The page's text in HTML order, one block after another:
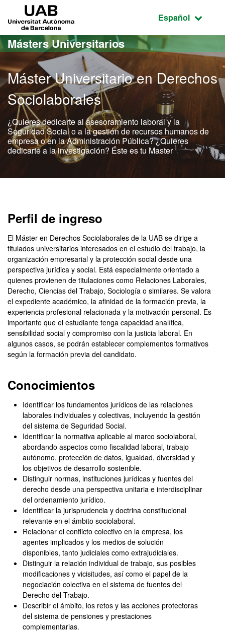
Acceso al contenido principal
Acceso a la navegación de la página
Idioma
Español
Másters Universitarios
Máster Universitario en Derechos
Sociolaborales
¿Quieres dedicarte al asesoramiento laboral y la
Seguridad Social o a la gestión de recursos humanos de
empresa o en la Administración Pública? ¿Quieres
dedicarte a la investigación? Éste es tu Master
Perfil de ingreso
El Máster en Derechos Sociolaborales de la UAB se dirige a
titulados universitarios interesados en el estudio del trabajo, la
organización empresarial y la protección social desde una
perspectiva jurídica y social. Está especialmente orientado a
quienes provienen de titulaciones como Relaciones Laborales,
Derecho, Ciencias del Trabajo, Sociología o similares. Se valora
el expediente académico, la afinidad de la formación previa, la
experiencia profesional relacionada y la motivación personal. Es
importante que el estudiante tenga capacidad analítica,
sensibilidad social y compromiso con la justicia laboral. En
algunos casos, se podrán establecer complementos formativos
según la formación previa del candidato.
Conocimientos
Identificar los fundamentos jurídicos de las relaciones
laborales individuales y colectivas, incluyendo la gestión
del sistema de Seguridad Social.
Identificar la normativa aplicable al marco sociolaboral,
abordando aspectos como fiscalidad laboral, trabajo
autónomo, protección de datos, igualdad, diversidad y
los objetivos de desarrollo sostenible.
Distinguir normas, instituciones jurídicas y fuentes del
derecho desde una perspectiva unitaria e interdisciplinar
del ordenamiento jurídico.
Identificar la jurisprudencia y doctrina constitucional
relevante en el ámbito sociolaboral.
Relacionar el conflicto colectivo en la empresa, los
agentes implicados y los medios de solución
disponibles, tanto judiciales como extrajudiciales.
Distinguir la relación individual de trabajo, sus posibles
modificaciones y vicisitudes, así como el papel de la
negociación colectiva en el sistema de fuentes del
Derecho del Trabajo.
Describir el ámbito, los retos y las acciones protectoras
del sistema de pensiones y prestaciones
complementarias.